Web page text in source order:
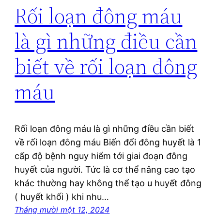
Rối loạn đông máu
là gì những điều cần
biết về rối loạn đông
máu
Rối loạn đông máu là gì những điều cần biết
về rối loạn đông máu Biến đổi đông huyết là 1
cấp độ bệnh nguy hiểm tới giai đoạn đông
huyết của người. Tức là cơ thể nâng cao tạo
khác thường hay không thể tạo u huyết đông
( huyết khối ) khi nhu…
Tháng mười một 12, 2024